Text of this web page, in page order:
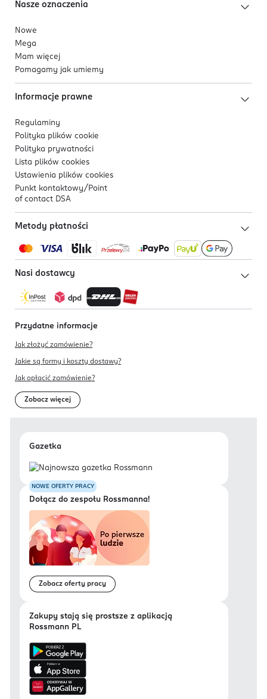
Nasze oznaczenia
Nowe
Mega
Mam więcej
Pomagamy jak umiemy
Informacje prawne
Regulaminy
Polityka plików cookie
Polityka prywatności
Lista plików cookies
Ustawienia plików cookies
Punkt kontaktowy/ Point
of contact DSA
Metody płatności
Nasi dostawcy
Przydatne informacje
Jak złożyć zamówienie?
Jakie są formy i koszty dostawy?
Jak opłacić zamówienie?
Zobacz więcej
Gazetka
NOWE OFERTY PRACY
Dołącz do zespołu Rossmanna!
Zobacz oferty pracy
Zakupy stają się prostsze z aplikacją
Rossmann PL